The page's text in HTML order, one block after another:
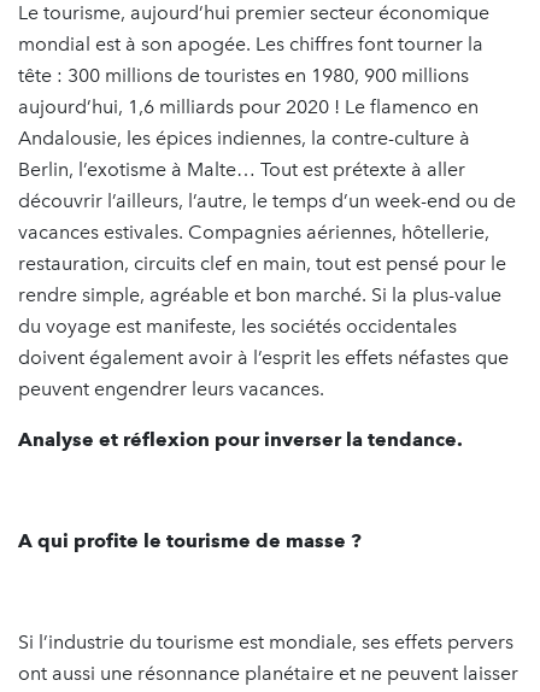
Le tourisme, aujourd’hui premier secteur économique
mondial est à son apogée. Les chiffres font tourner la
tête : 300 millions de touristes en 1980, 900 millions
aujourd’hui, 1,6 milliards pour 2020 ! Le flamenco en
Andalousie, les épices indiennes, la contre-culture à
Berlin, l’exotisme à Malte… Tout est prétexte à aller
découvrir l’ailleurs, l’autre, le temps d’un week-end ou de
vacances estivales. Compagnies aériennes, hôtellerie,
restauration, circuits clef en main, tout est pensé pour le
rendre simple, agréable et bon marché. Si la plus-value
du voyage est manifeste, les sociétés occidentales
doivent également avoir à l’esprit les effets néfastes que
peuvent engendrer leurs vacances.
Analyse et réflexion pour inverser la tendance.
A qui profite le tourisme de masse ?
Si l’industrie du tourisme est mondiale, ses effets pervers
ont aussi une résonnance planétaire et ne peuvent laisser